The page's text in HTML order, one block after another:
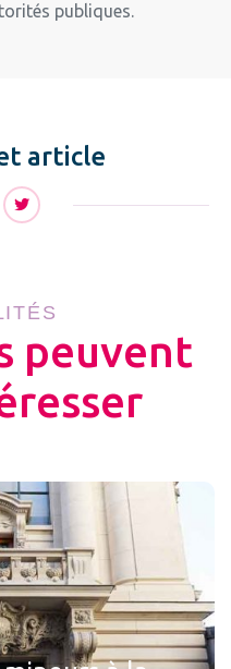
publiques.
article
peuvent